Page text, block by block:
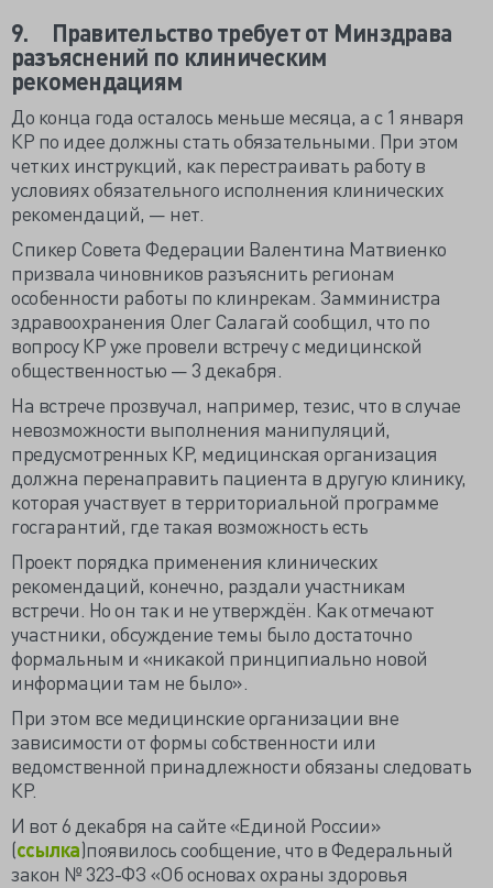
9.
Правительство требует от Минздрава
разъяснений по клиническим
рекомендациям
До конца года осталось меньше месяца, а с 1 января
КР по идее должны стать обязательными. При этом
четких инструкций, как перестраивать работу в
условиях обязательного исполнения клинических
рекомендаций, — нет.
Спикер Совета Федерации Валентина Матвиенко
призвала чиновников разъяснить регионам
особенности работы по клинрекам. Замминистра
здравоохранения Олег Салагай сообщил, что по
вопросу КР уже провели встречу с медицинской
общественностью — 3 декабря.
На встрече прозвучал, например, тезис, что в случае
невозможности выполнения манипуляций,
предусмотренных КР, медицинская организация
должна перенаправить пациента в другую клинику,
которая участвует в территориальной программе
госгарантий, где такая возможность есть
Проект порядка применения клинических
рекомендаций, конечно, раздали участникам
встречи. Но он так и не утверждён. Как отмечают
участники, обсуждение темы было достаточно
формальным и «никакой принципиально новой
информации там не было».
При этом все медицинские организации вне
зависимости от формы собственности или
ведомственной принадлежности обязаны следовать
КР.
И вот 6 декабря на сайте «Единой России»
(ссылка)появилось сообщение, что в Федеральный
закон № 323-ФЗ «Об основах охраны здоровья